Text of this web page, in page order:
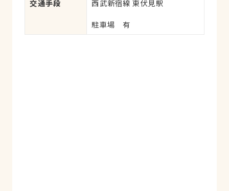
交通手段
西武新宿線 東伏見駅
駐車場　有